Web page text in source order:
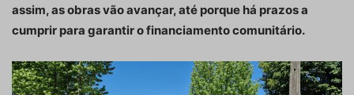
assim, as obras vão avançar, até porque há prazos a
cumprir para garantir o financiamento comunitário.